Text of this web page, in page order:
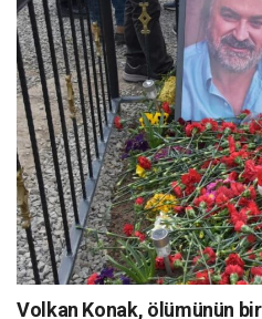
Volkan Konak, ölümünün